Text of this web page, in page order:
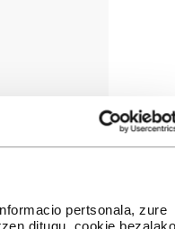
pertsonala, zure